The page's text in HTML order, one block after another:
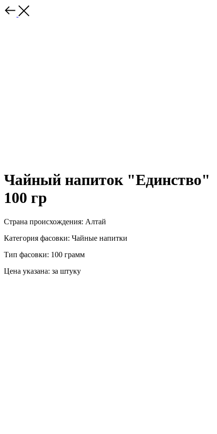
Чайный напиток "Единство"
100 гр
Страна происхождения: Алтай
Категория фасовки: Чайные напитки
Тип фасовки: 100 грамм
Цена указана: за штуку